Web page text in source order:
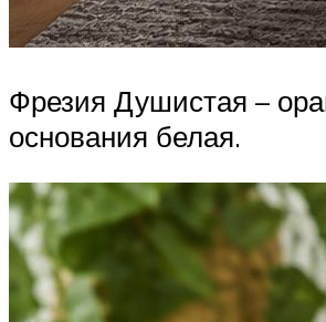
Фрезия Душистая –
основания белая.